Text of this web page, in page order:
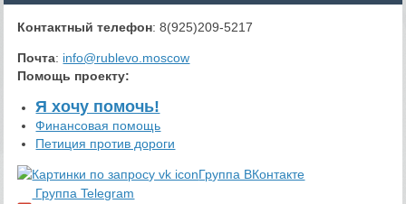
Контактный телефон: 8(925)209-5217
Почта: info@rublevo.moscow
Помощь проекту:
Я хочу помочь!
Финансовая помощь
Петиция против дороги
Группа ВКонтакте
Группа Telegram